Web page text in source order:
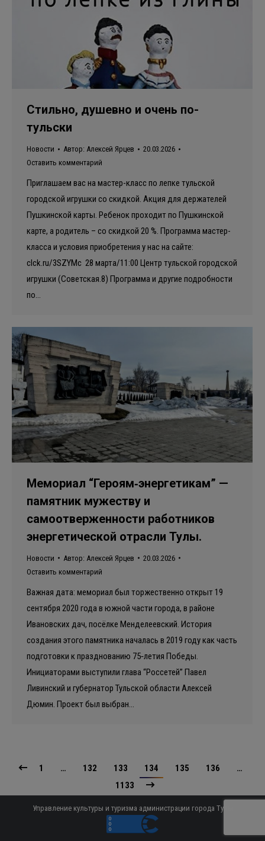
Стильно, душевно и очень по-
тульски
Новости Автор: Алексей Ярцев
20.03.2026
Оставить комментарий
Приглашаем вас на мастер-класс по лепке тульской
городской игрушки со скидкой. Акция для держателей
Пушкинской карты. Ребенок проходит по Пушкинской
карте, а родитель – со скидкой 20 %. Программа мастер-
класса и условия приобретения у нас на сайте:
clck.ru/3SZYMc 28 марта/11:00 Центр тульской городской
игрушки (Советская.8) Программа и другие подробности
по…
Мемориал “Героям‑энергетикам” —
памятник мужеству и
самоотверженности работников
энергетической отрасли Тулы.
Новости Автор: Алексей Ярцев
20.03.2026
Оставить комментарий
Важная дата: мемориал был торжественно открыт 19
сентября 2020 года в южной части города, в районе
Ивановских дач, посёлке Менделеевский. История
создания этого памятника началась в 2019 году как часть
подготовки к празднованию 75‑летия Победы.
Инициаторами выступили глава “Россетей” Павел
Ливинский и губернатор Тульской области Алексей
Дюмин. Проект был выбран…
1 … 132 133 134 135 136
…
1133
Управление культуры и туризма администрации города Тулы